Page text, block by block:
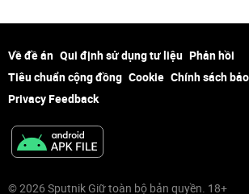
Về đề án Qui định sử dụng tư liệu Phản hồi
Tiêu chuẩn cộng đồng Cookie Chính sách
Privacy Feedback
© 2026 Sputnik Giữ toàn bộ bản quyền. 18+